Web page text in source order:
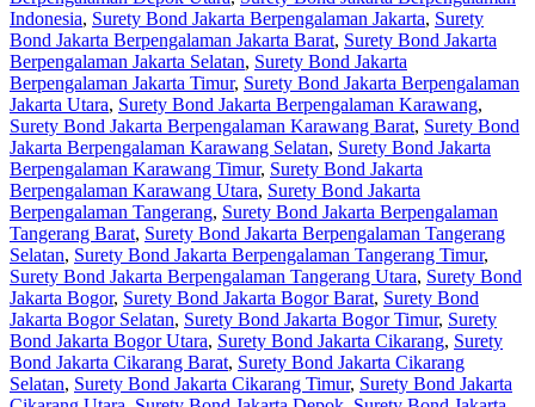
Indonesia, Surety Bond Jakarta Berpengalaman Jakarta, Surety
Bond Jakarta Berpengalaman Jakarta Barat, Surety Bond Jakarta
Berpengalaman Jakarta Selatan, Surety Bond Jakarta
Berpengalaman Jakarta Timur, Surety Bond Jakarta Berpengalaman
Jakarta Utara, Surety Bond Jakarta Berpengalaman Karawang,
Surety Bond Jakarta Berpengalaman Karawang Barat, Surety Bond
Jakarta Berpengalaman Karawang Selatan, Surety Bond Jakarta
Berpengalaman Karawang Timur, Surety Bond Jakarta
Berpengalaman Karawang Utara, Surety Bond Jakarta
Berpengalaman Tangerang, Surety Bond Jakarta Berpengalaman
Tangerang Barat, Surety Bond Jakarta Berpengalaman Tangerang
Selatan, Surety Bond Jakarta Berpengalaman Tangerang Timur,
Surety Bond Jakarta Berpengalaman Tangerang Utara, Surety Bond
Jakarta Bogor, Surety Bond Jakarta Bogor Barat, Surety Bond
Jakarta Bogor Selatan, Surety Bond Jakarta Bogor Timur, Surety
Bond Jakarta Bogor Utara, Surety Bond Jakarta Cikarang, Surety
Bond Jakarta Cikarang Barat, Surety Bond Jakarta Cikarang
Selatan, Surety Bond Jakarta Cikarang Timur, Surety Bond Jakarta